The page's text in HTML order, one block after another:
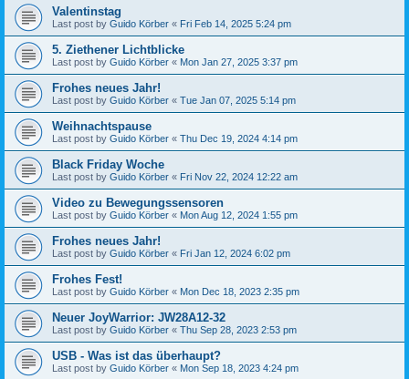
Valentinstag
Last post by Guido Körber « Fri Feb 14, 2025 5:24 pm
5. Ziethener Lichtblicke
Last post by Guido Körber « Mon Jan 27, 2025 3:37 pm
Frohes neues Jahr!
Last post by Guido Körber « Tue Jan 07, 2025 5:14 pm
Weihnachtspause
Last post by Guido Körber « Thu Dec 19, 2024 4:14 pm
Black Friday Woche
Last post by Guido Körber « Fri Nov 22, 2024 12:22 am
Video zu Bewegungssensoren
Last post by Guido Körber « Mon Aug 12, 2024 1:55 pm
Frohes neues Jahr!
Last post by Guido Körber « Fri Jan 12, 2024 6:02 pm
Frohes Fest!
Last post by Guido Körber « Mon Dec 18, 2023 2:35 pm
Neuer JoyWarrior: JW28A12-32
Last post by Guido Körber « Thu Sep 28, 2023 2:53 pm
USB - Was ist das überhaupt?
Last post by Guido Körber « Mon Sep 18, 2023 4:24 pm